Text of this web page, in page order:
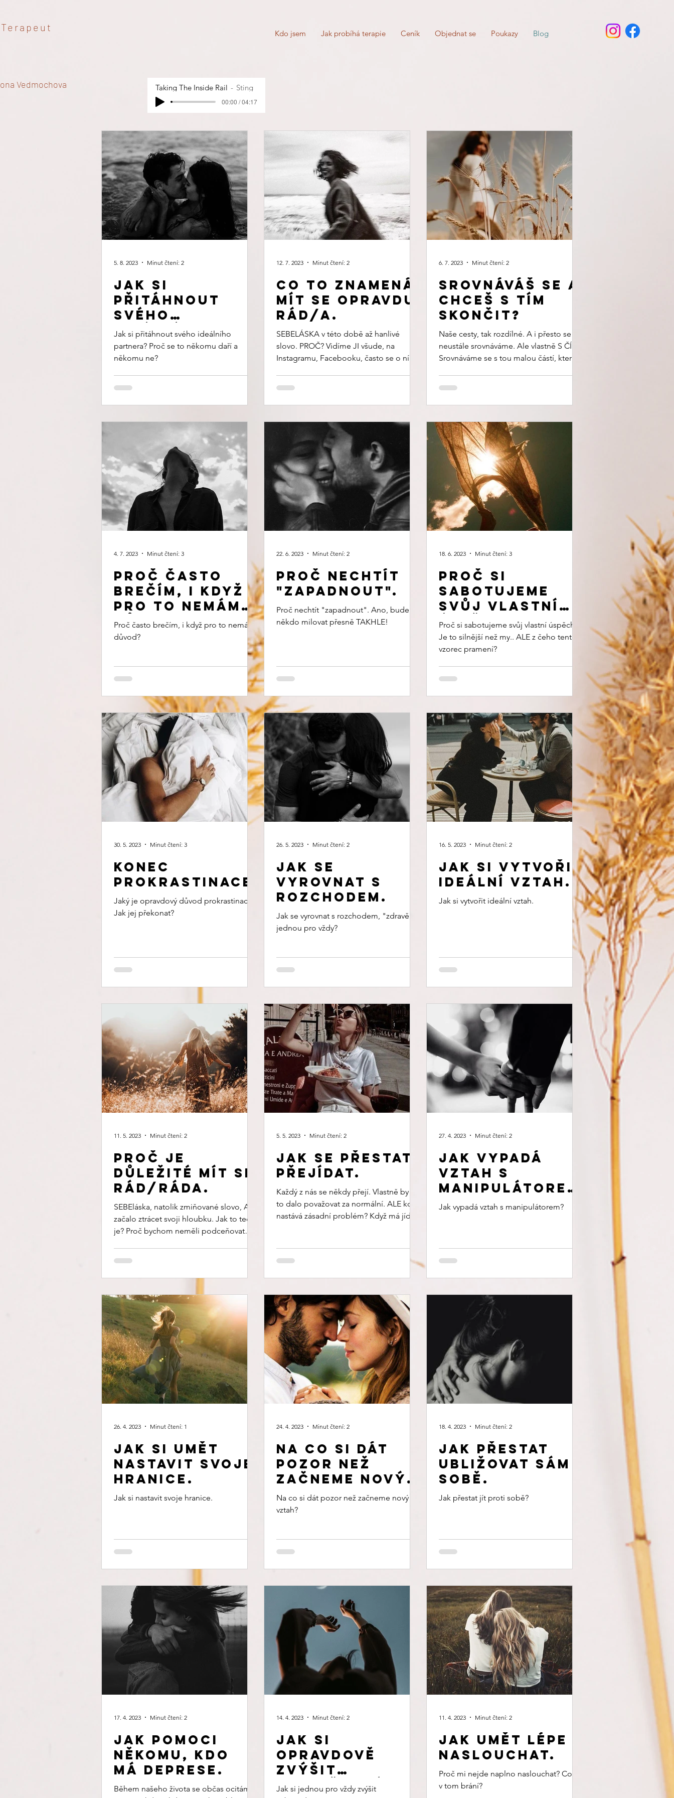
Terapeut
Vedmochova
Kdo jsem Jak probíhá terapie Ceník Objednat se Poukazy Blog
Taking The Inside Rail Sting
00:00 / 04:17
Jak si
přitáhnout
svého
ideálního
partnera.
Jak si přitáhnout svého ideálního
partnera? Proč se to někomu daří a
někomu ne?
5. 8. 2023 Minut čtení: 2
Co to znamená
mít se opravdu
rád/a.
SEBELÁSKA v této době až hanlivé
slovo. PROČ? Vidíme JI všude, na
Instagramu, Facebooku, často se o ní
12. 7. 2023 Minut čtení: 2
Srovnáváš se a
chceš s tím
skončit?
Naše cesty, tak rozdílné. A i přesto se
neustále srovnáváme. Ale vlastně S ČÍM?
Srovnáváme se s tou malou částí, kterou
6. 7. 2023 Minut čtení: 2
Proč často
brečím, i když
pro to nemám
důvod.
Proč často brečím, i když pro to nemám
důvod?
4. 7. 2023 Minut čtení: 3
Proč nechtít
"zapadnout".
Proč nechtít "zapadnout". Ano, bude Tě
někdo milovat přesně TAKHLE!
22. 6. 2023 Minut čtení: 2
Proč si
sabotujeme
svůj vlastní
úspěch.
Proč si sabotujeme svůj vlastní úspěch?
Je to silnější než my.. ALE z čeho tento
vzorec pramení?
18. 6. 2023 Minut čtení: 3
Konec
prokrastinace
Jaký je opravdový důvod prokrastinace?
Jak jej překonat?
30. 5. 2023 Minut čtení: 3
Jak se
vyrovnat s
rozchodem.
Jak se vyrovnat s rozchodem, "zdravě" a
jednou pro vždy?
26. 5. 2023 Minut čtení: 2
Jak si vytvořit
ideální vztah.
Jak si vytvořit ideální vztah.
16. 5. 2023 Minut čtení: 2
Proč je
důležité mít se
rád/ráda.
SEBEláska, natolik zmiňované slovo, AŽ
začalo ztrácet svoji hloubku. Jak to tedy
je? Proč bychom neměli podceňovat
11. 5. 2023 Minut čtení: 2
Jak se přestat
přejídat.
Každý z nás se někdy přejí. Vlastně by se
to dalo považovat za normální. ALE kdy
nastává zásadní problém? Když má jídlo
5. 5. 2023 Minut čtení: 2
Jak vypadá
vztah s
manipulátorem
?
Jak vypadá vztah s manipulátorem?
27. 4. 2023 Minut čtení: 2
Jak si umět
nastavit svoje
hranice.
Jak si nastavit svoje hranice.
26. 4. 2023 Minut čtení: 1
Na co si dát
pozor než
začneme nový
vztah?
Na co si dát pozor než začneme nový
vztah?
24. 4. 2023 Minut čtení: 2
Jak přestat
ubližovat sám
sobě.
Jak přestat jít proti sobě?
18. 4. 2023 Minut čtení: 2
Jak pomoci
někomu, kdo
má deprese.
Během našeho života se občas ocitáme
17. 4. 2023 Minut čtení: 2
Jak si
opravdově
zvýšit
sebevědomí.
Jak si jednou pro vždy zvýšit
14. 4. 2023 Minut čtení: 2
Jak umět lépe
naslouchat.
Proč mi nejde naplno naslouchat? Co mi
v tom brání?
11. 4. 2023 Minut čtení: 2